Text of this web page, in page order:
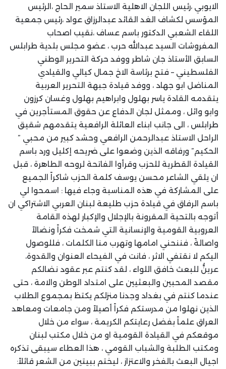
الايوبي ،رئيس اللجان الاهلية الاستاذ سمير الحاج ،الرئيس
المؤسس لكشاف الغد القائد عبدالرزاق عواد ،رئيس جمعية
اللقاء الشعبي الدكتور باسم عساف ،نقيب اصحاب
المفروشات السيد عبدالله حرب ، عضو مجلس بلدية طرابلس
السابق الأستاذ جان شاطر ووفد حركة التحرير الوطني
الفلسطيني – فتح برئاسة الاخ جمال كيالي والقيادي
المناضل ابو جهاد ، ووفد قيادة جبهة التحرير العربية
يتقدمه القادة ياسر بهلول وابراهيم بهلول وغسان كرزون
وابو وائل ، وممثل لجان الدفاع عن حقوق المستأجرين في
طرابلس ، الى جانب ابناء العائلة الرافعية يتقدمهم شقيق
الراحل الاستاذ عبدالرحمن الرافعي وحشد كبير من محبي ”
الحكيم” ورفاقه الذين وضعوا على ضريحه إكليل ورد باسم
القيادة القطرية للحزب وقرأوا الفاتحة لروحه الطاهرة ، قبل
ان يلقي الشاعر محسن يوسف كلمة الحزب شاكراً الجميع
على المشاركة في هذه المناسبة وجاء فيها : اسمحوا لي
باسم الرفاق في قيادة حزب طليعة لبنان العربي الاشتراكي ان
أتوجه بالتحية المقرونة بالإجلال والإكبار لهذه القامة
العروبية القومية والإنسانية التي شمخت فكراً ونضالاً
واصالةً ، فننحني امامها وتهرب منا الكلمات ، فللوصول
اليكم لا نقتفي الاثر ، فانت في الفيحاء العنوان والقدوة،
عرينُّ للبعث خافق اللواء ، لقد كنتم عبر عقود نضالكم
مقصد المحبين والبعثيين على امتداد الوطن والامة ، حتى
عندما كنتم في بغداد وجدنا منزلكم يكتظ بمجموع الطلاب
الذين نهلوا من مدرستكم فكراً أصيلاً ومن جامعات ومعاهد
العراق علماً بفضل رعايتكم الكريمة ، سواء من خلال
موقعكم في القيادة القومية او من خلال مكتب لبنان
ومكتب الطلبة والشباب القومي ، هذا العطاء سيبقى تذكره
اجيال البعث بالفخر والاعتزاز ، ليختم ببيتين من الشعر قائلاً: